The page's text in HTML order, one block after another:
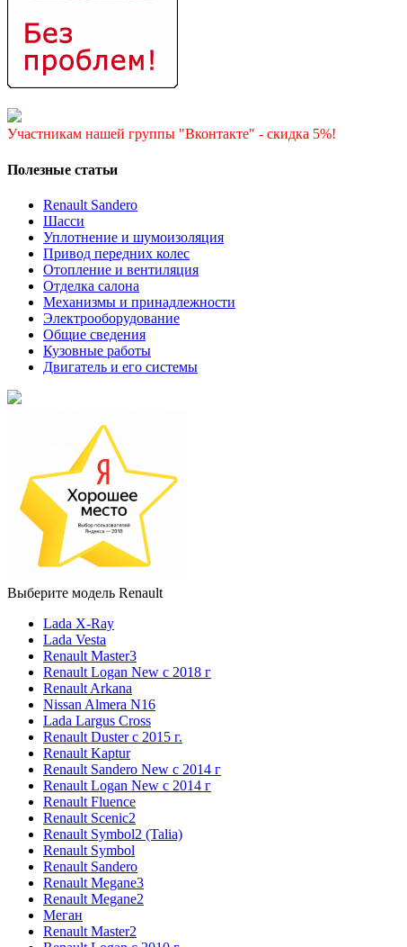
Участникам нашей группы "Вконтакте" - скидка 5%!
Полезные статьи
Renault Sandero
Шасси
Уплотнение и шумоизоляция
Привод передних колес
Отопление и вентиляция
Отделка салона
Механизмы и принадлежности
Электрооборудование
Общие сведения
Кузовные работы
Двигатель и его системы
Выберите модель Renault
Lada X-Ray
Lada Vesta
Renault Master3
Renault Logan New с 2018 г
Renault Arkana
Nissan Almera N16
Lada Largus Cross
Renault Duster с 2015 г.
Renault Kaptur
Renault Sandero New с 2014 г
Renault Logan New с 2014 г
Renault Fluence
Renault Scenic2
Renault Symbol2 (Talia)
Renault Symbol
Renault Sandero
Renault Megane3
Renault Megane2
Меган
Renault Master2